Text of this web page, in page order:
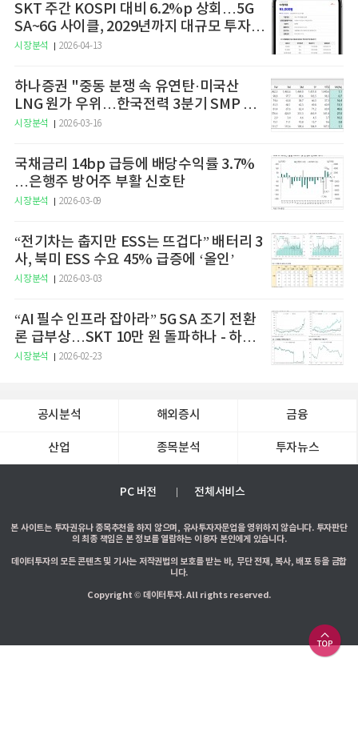
SKT 주간 KOSPI 대비 6.2%p 상회…5G
SA~6G 사이클, 2029년까지 대규모 투자
예고
시장분석 2026-04-13
하나증권 "중동 분쟁 속 유연탄·미국산
LNG 원가 우위…한국전력 3분기 SMP 상
승 전망"
시장분석 2026-03-16
국채금리 14bp 급등에 배당수익률 3.7%
…은행주 방어주 부활 신호탄
시장분석 2026-03-09
“전기차는 춥지만 ESS는 뜨겁다” 배터리 3
사, 북미 ESS 수요 45% 급증에 ‘올인’
시장분석 2026-03-03
“AI 필수 인프라 잡아라” 5G SA 조기 전환
론 급부상…SKT 10만 원 돌파하나 - 하나
증권
시장분석 2026-02-23
공시분석 해외증시 금융
산업 종목분석 투자뉴스
PC 버전 전체서비스
본 사이트는 투자권유나 종목추천을 하지 않으며, 유사투자자문업을 영위하지 않습니다. 투자판단
의 최종 책임은 본 정보를 열람하는 이용자 본인에게 있습니다.
데이터투자의 모든 콘텐츠 및 기사는 저작권법의 보호를 받는 바, 무단 전재, 복사, 배포 등을 금합
니다.
Copyright © 데이터투자. All rights reserved.